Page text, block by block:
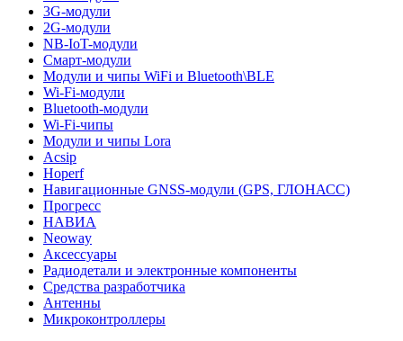
3G-модули
2G-модули
NB-IoT-модули
Смарт-модули
Модули и чипы WiFi и Bluetooth\BLE
Wi-Fi-модули
Bluetooth-модули
Wi-Fi-чипы
Модули и чипы Lora
Acsip
Hoperf
Навигационные GNSS-модули (GPS, ГЛОНАСС)
Прогресс
НАВИА
Neoway
Аксессуары
Радиодетали и электронные компоненты
Средства разработчика
Антенны
Микроконтроллеры